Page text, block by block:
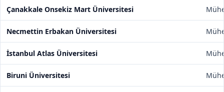
Çanakkale Onsekiz Mart Üniversitesi
Necmettin Erbakan Üniversitesi
İstanbul Atlas Üniversitesi
Biruni Üniversitesi